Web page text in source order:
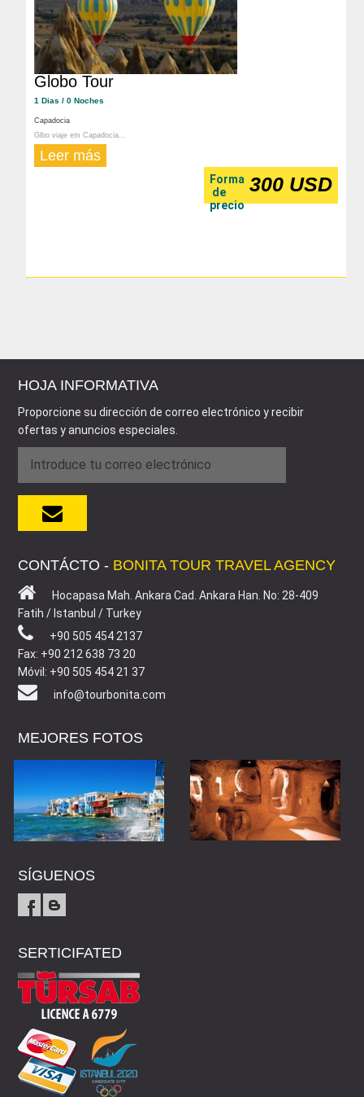
Globo Tour
1 Dias / 0 Noches
Capadocia
Glbo viaje em Capadocia...
Leer más
Forma
de
precio
300 USD
HOJA INFORMATIVA
Proporcione su dirección de correo electrónico y recibir
ofertas y anuncios especiales.
CONTÁCTO - BONITA TOUR TRAVEL AGENCY
Hocapasa Mah. Ankara Cad. Ankara Han. No: 28-409
Fatih / Istanbul / Turkey
+90 505 454 2137
Fax: +90 212 638 73 20
Móvil: +90 505 454 21 37
info@tourbonita.com
MEJORES FOTOS
SÍGUENOS
SERTICIFATED